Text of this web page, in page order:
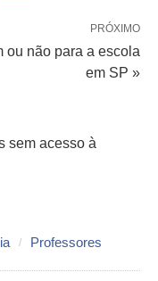
PRÓXIMO
ou não para a escola
em SP »
sem acesso à
Professores